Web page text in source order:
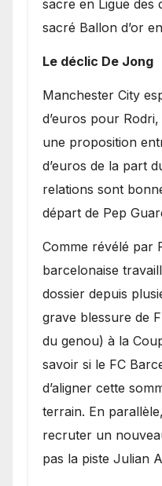
sacre en Ligue des
sacré Ballon d’or
Le déclic De Jong
​Manchester City
d’euros pour
une proposition
d’euros de la part
relations sont
départ de Pep
​Comme révélé par
barcelonaise
dossier depuis
grave blessure de
du genou) à la
savoir si le FC
d’aligner cette
terrain. En
recruter un
pas la piste Julian